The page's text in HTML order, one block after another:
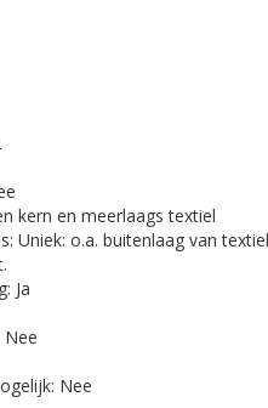
kern en meerlaags textiel
Uniek: o.a. buitenlaag van textiel
Ja
Nee
Nee